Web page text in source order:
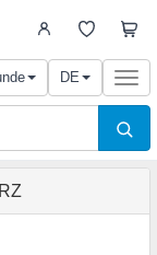
DE